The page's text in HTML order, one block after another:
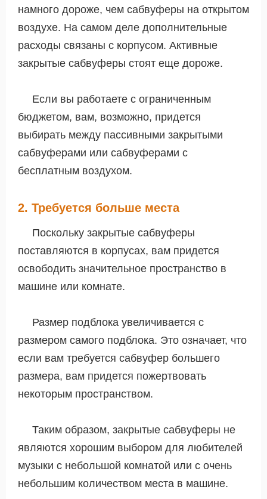
намного дороже, чем сабвуферы на открытом
воздухе. На самом деле дополнительные
расходы связаны с корпусом. Активные
закрытые сабвуферы стоят еще дороже.
Если вы работаете с ограниченным
бюджетом, вам, возможно, придется
выбирать между пассивными закрытыми
сабвуферами или сабвуферами с
бесплатным воздухом.
2. Требуется больше места
Поскольку закрытые сабвуферы
поставляются в корпусах, вам придется
освободить значительное пространство в
машине или комнате.
Размер подблока увеличивается с
размером самого подблока. Это означает, что
если вам требуется сабвуфер большего
размера, вам придется пожертвовать
некоторым пространством.
Таким образом, закрытые сабвуферы не
являются хорошим выбором для любителей
музыки с небольшой комнатой или с очень
небольшим количеством места в машине.